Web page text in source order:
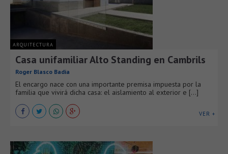
ARQUITECTURA
Casa unifamiliar Alto Standing en Cambrils
Roger Blasco Badia
El encargo nace con una importante premisa impuesta por la
familia que vivirá dicha casa: el aislamiento al exterior e [...]
VER +